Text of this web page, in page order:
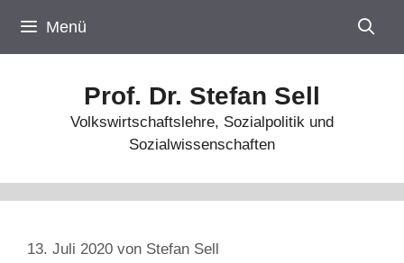
Inhalt
springen
Menü
Prof. Dr. Stefan Sell
Volkswirtschaftslehre, Sozialpolitik und
Sozialwissenschaften
13. Juli 2020 von Stefan Sell